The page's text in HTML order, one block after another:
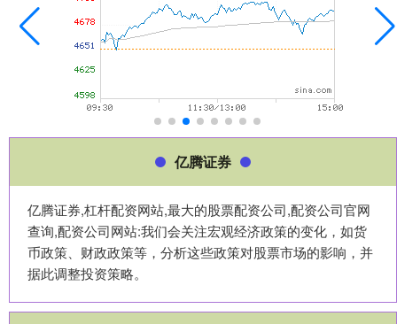
亿腾证券
亿腾证券,杠杆配资网站,最大的股票配资公司,配资公司官网
查询,配资公司网站:我们会关注宏观经济政策的变化，如货
币政策、财政政策等，分析这些政策对股票市场的影响，并
据此调整投资策略。